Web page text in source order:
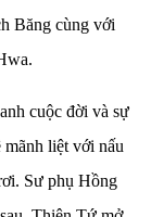
Băng cùng với
cuộc đời và sự
liệt với nấu
Sư phụ Hồng